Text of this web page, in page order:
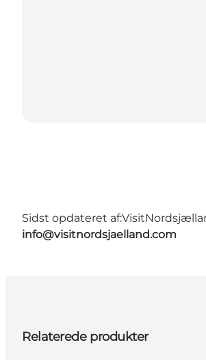
Sidst opdateret af:
info@visitnordsjaelland.com
Relaterede produkter